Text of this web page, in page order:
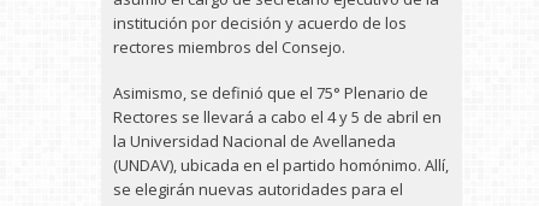
institución por decisión y acuerdo de los
rectores miembros del Consejo.
Asimismo, se definió que el 75° Plenario de
Rectores se llevará a cabo el 4 y 5 de abril en
la Universidad Nacional de Avellaneda
(UNDAV), ubicada en el partido homónimo. Allí,
se elegirán nuevas autoridades para el